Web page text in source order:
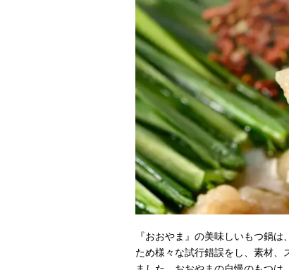
『おおやま』の美味しいもつ鍋
ため様々な試行錯誤をし、素材、